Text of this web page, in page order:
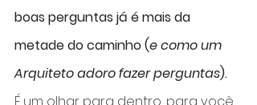
boas perguntas já é mais da
metade do caminho (e como um
Arquiteto adoro fazer perguntas).